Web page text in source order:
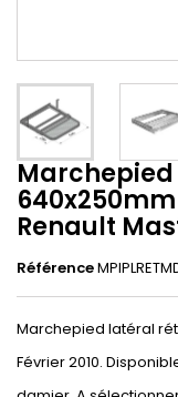
Renault
Référence
Marchepied latéral
Février 2010.